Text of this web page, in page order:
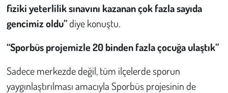
fiziki yeterlilik sınavını kazanan çok fazla sayıda
gencimiz oldu”diye konuştu.
“Sporbüs projemizle 20 binden fazla çocuğa ulaştık”
Sadece merkezde değil, tüm ilçelerde sporun
yaygınlaştırılması amacıyla Sporbüs projesinin de